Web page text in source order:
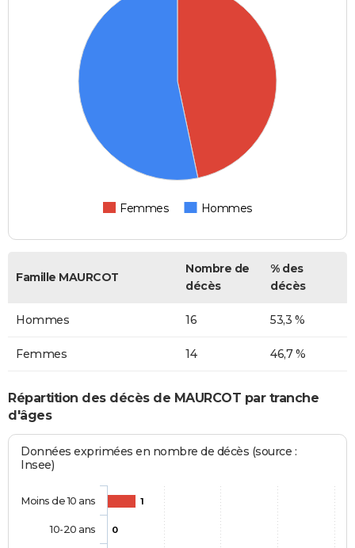
Femmes Hommes
Famille MAURCOT
Nombre de
décès
% des
décès
Hommes 16 53,3 %
Femmes 14 46,7 %
Répartition des décès de MAURCOT par tranche
d'âges
Données exprimées en nombre de décès (source :
Insee)
1
0
Moins de 10 ans
10-20 ans